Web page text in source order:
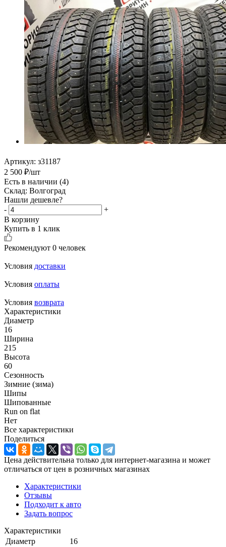
Артикул: з31187
2 500 ₽/шт
Есть в наличии (4)
Склад: Волгоград
Нашли дешевле?
-
+
В корзину
Купить в 1 клик
Рекомендуют 0 человек
Условия доставки
Условия оплаты
Условия возврата
Характеристики
Диаметр
16
Ширина
215
Высота
60
Сезонность
Зимние (зима)
Шипы
Шипованные
Run on flat
Нет
Все характеристики
Поделиться
Цена действительна только для интернет-магазина и может
отличаться от цен в розничных магазинах
Характеристики
Отзывы
Подходит к авто
Задать вопрос
Характеристики
Диаметр
16